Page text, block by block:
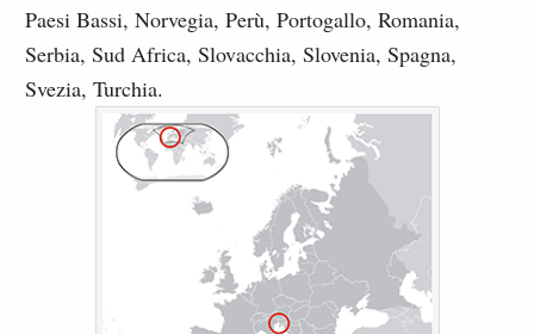
Paesi Bassi, Norvegia, Perù, Portogallo, Romania,
Serbia, Sud Africa, Slovacchia, Slovenia, Spagna,
Svezia, Turchia.